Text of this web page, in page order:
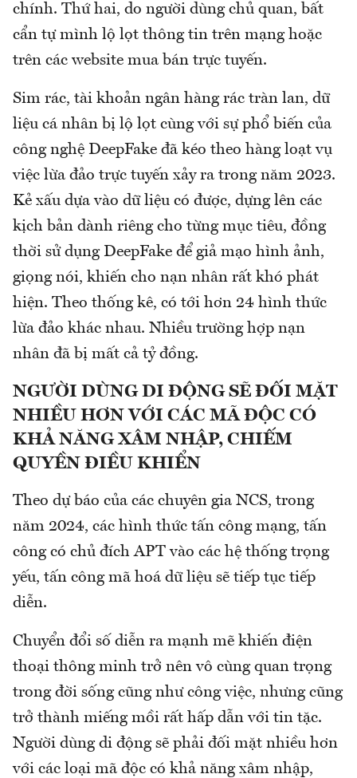
chính. Thứ hai, do người dùng chủ quan, bất
cẩn tự mình lộ lọt thông tin trên mạng hoặc
trên các website mua bán trực tuyến.
Sim rác, tài khoản ngân hàng rác tràn lan, dữ
liệu cá nhân bị lộ lọt cùng với sự phổ biến của
công nghệ DeepFake đã kéo theo hàng loạt vụ
việc lừa đảo trực tuyến xảy ra trong năm 2023.
Kẻ xấu dựa vào dữ liệu có được, dựng lên các
kịch bản dành riêng cho từng mục tiêu, đồng
thời sử dụng DeepFake để giả mạo hình ảnh,
giọng nói, khiến cho nạn nhân rất khó phát
hiện. Theo thống kê, có tới hơn 24 hình thức
lừa đảo khác nhau. Nhiều trường hợp nạn
nhân đã bị mất cả tỷ đồng.
NGƯỜI DÙNG DI ĐỘNG SẼ ĐỐI MẶT
NHIỀU HƠN VỚI CÁC MÃ ĐỘC CÓ
KHẢ NĂNG XÂM NHẬP, CHIẾM
QUYỀN ĐIỀU KHIỂN
Theo dự báo của các chuyên gia NCS, trong
năm 2024, các hình thức tấn công mạng, tấn
công có chủ đích APT vào các hệ thống trọng
yếu, tấn công mã hoá dữ liệu sẽ tiếp tục tiếp
diễn.
Chuyển đổi số diễn ra mạnh mẽ khiến điện
thoại thông minh trở nên vô cùng quan trọng
trong đời sống cũng như công việc, nhưng cũng
trở thành miếng mồi rất hấp dẫn với tin tặc.
Người dùng di động sẽ phải đối mặt nhiều hơn
với các loại mã độc có khả năng xâm nhập,